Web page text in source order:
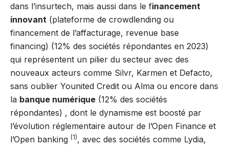
dans l’insurtech, mais aussi dans le financement
innovant (plateforme de crowdlending ou
financement de l’affacturage, revenue base
financing) (12% des sociétés répondantes en 2023)
qui représentent un pilier du secteur avec des
nouveaux acteurs comme Silvr, Karmen et Defacto,
sans oublier Younited Credit ou Alma ou encore dans
la banque numérique (12% des sociétés
répondantes) , dont le dynamisme est boosté par
l’évolution réglementaire autour de l’Open Finance et
l’Open banking (1), avec des sociétés comme Lydia,